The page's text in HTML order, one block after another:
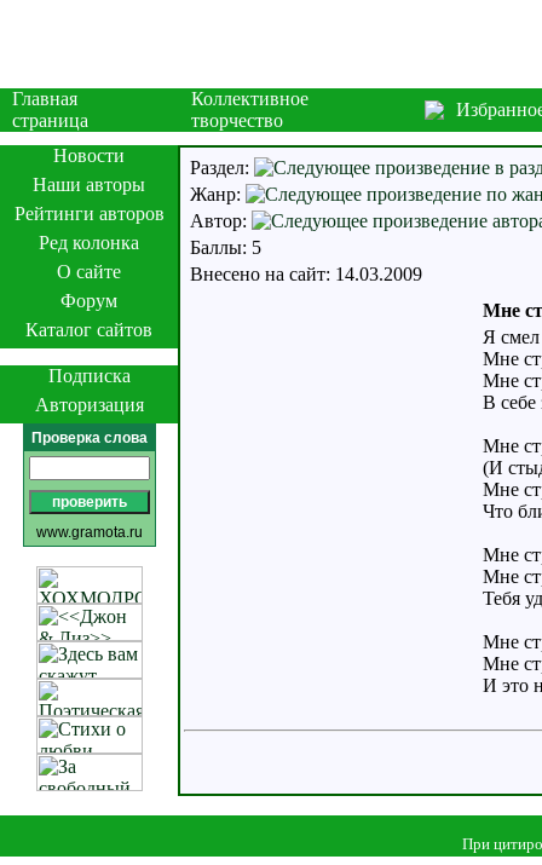
Главная
страница
Коллективное
творчество
Новости
Наши авторы
Рейтинги авторов
Ред колонка
О сайте
Форум
Каталог сайтов
Подписка
Авторизация
Проверка слова
www.gramota.ru
Раздел:
Жанр:
Автор:
Баллы: 5
Внесено на сайт: 14.03.2009
Мне
Я
Мне
Мне
В себе
Мне
(И
Мне
Что
Мне
Мне
Тебя
Мне
Мне
И это
При